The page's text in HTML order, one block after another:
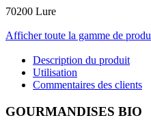
70200 Lure
Afficher toute la gamme de
Description du produit
Utilisation
Commentaires des clients
GOURMANDISES BIO